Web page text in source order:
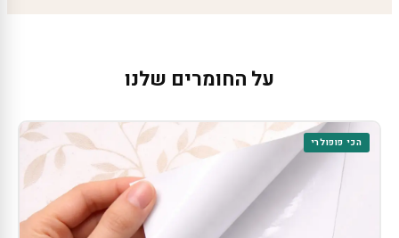
על החומרים שלנו
הכי פופולרי